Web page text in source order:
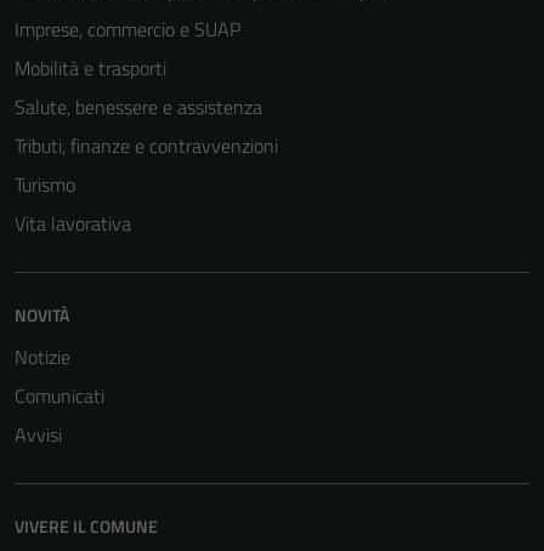
Imprese, commercio e SUAP
Mobilità e trasporti
Salute, benessere e assistenza
Tributi, finanze e contravvenzioni
Turismo
Vita lavorativa
NOVITÀ
Notizie
Comunicati
Avvisi
VIVERE IL COMUNE